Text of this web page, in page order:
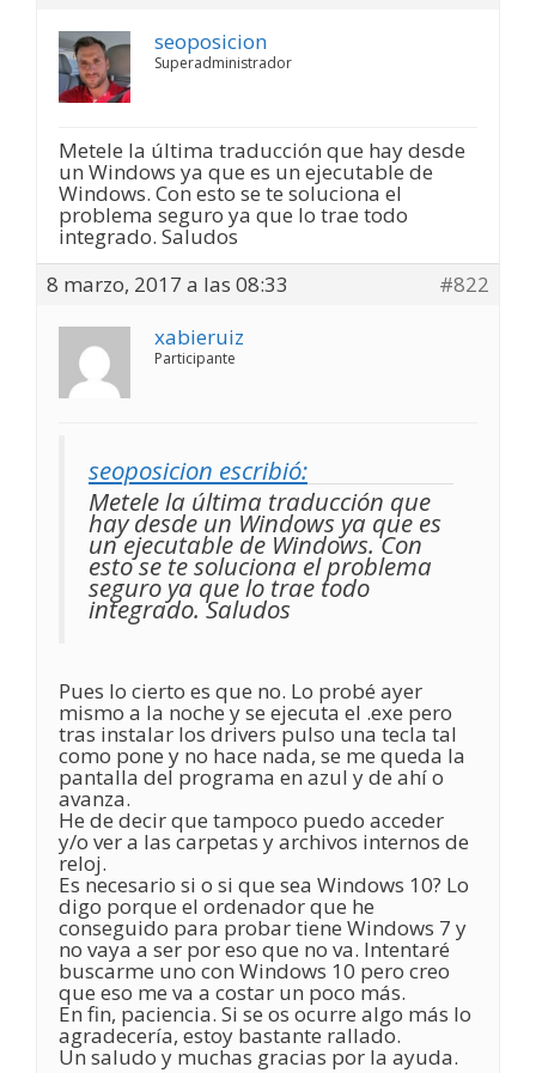
seoposicion
Superadministrador
Metele la última traducción que hay desde
un Windows ya que es un ejecutable de
Windows. Con esto se te soluciona el
problema seguro ya que lo trae todo
integrado. Saludos
8 marzo, 2017 a las 08:33
#822
xabieruiz
Participante
seoposicion escribió:
Metele la última traducción que
hay desde un Windows ya que es
un ejecutable de Windows. Con
esto se te soluciona el problema
seguro ya que lo trae todo
integrado. Saludos
Pues lo cierto es que no. Lo probé ayer
mismo a la noche y se ejecuta el .exe pero
tras instalar los drivers pulso una tecla tal
como pone y no hace nada, se me queda la
pantalla del programa en azul y de ahí o
avanza.
He de decir que tampoco puedo acceder
y/o ver a las carpetas y archivos internos de
reloj.
Es necesario si o si que sea Windows 10? Lo
digo porque el ordenador que he
conseguido para probar tiene Windows 7 y
no vaya a ser por eso que no va. Intentaré
buscarme uno con Windows 10 pero creo
que eso me va a costar un poco más.
En fin, paciencia. Si se os ocurre algo más lo
agradecería, estoy bastante rallado.
Un saludo y muchas gracias por la ayuda.